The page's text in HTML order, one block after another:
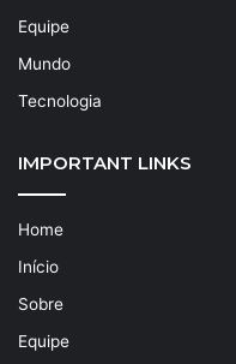
Equipe
Mundo
Tecnologia
IMPORTANT LINKS
Home
Início
Sobre
Equipe